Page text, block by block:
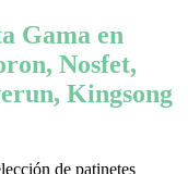
Gama en
Nosfet,
Kingsong
de patinetes